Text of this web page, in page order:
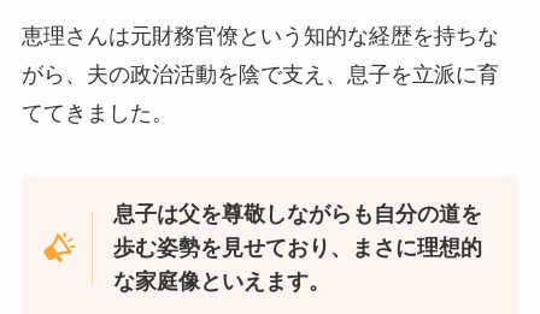
恵理さんは元財務官僚という知的な経歴を持ちな
がら、夫の政治活動を陰で支え、息子を立派に育
ててきました。
息子は父を尊敬しながらも自分の道を
歩む姿勢を見せており、まさに理想的
な家庭像といえます。